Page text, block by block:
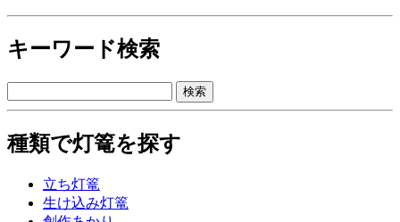
キーワード検索
種類で灯篭を探す
立ち灯篭
生け込み灯篭